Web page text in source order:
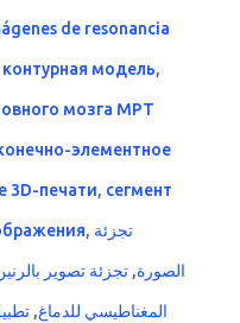
de resonancia
контурная модель,
мозга МРТ
элементное
3D-печати, сегмент
, تجزئة
الصورة,تجزئة تصوير
المغناطيسي للدماغ,